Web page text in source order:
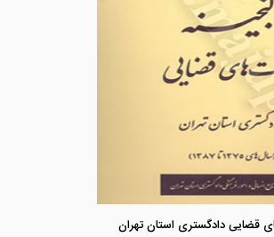
قضایی دادگستری استان تهران